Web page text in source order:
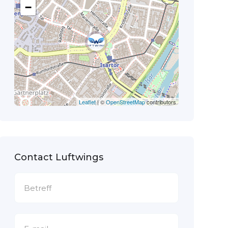
−
Leaflet| ©OpenStreetMapcontributors
Contact Luftwings